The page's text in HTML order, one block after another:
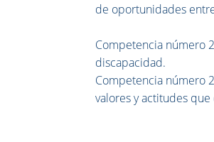
de oportunidades
Competencia número
discapacidad.
Competencia número
valores y actitudes